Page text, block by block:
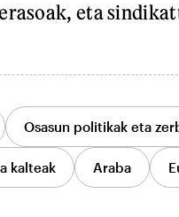
eta
Osasun politikak eta
kalteak Araba